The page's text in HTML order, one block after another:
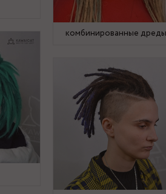
комбинированные дреды